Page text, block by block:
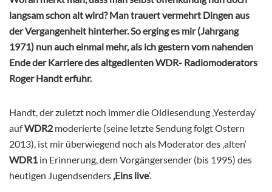
langsam schon alt wird? Man trauert vermehrt Dingen aus
der Vergangenheit hinterher. So erging es mir (Jahrgang
1971) nun auch einmal mehr, als ich gestern vom nahenden
Ende der Karriere des altgedienten WDR- Radiomoderators
Roger Handt erfuhr.
Handt, der zuletzt noch immer die Oldiesendung ‚Yesterday‘
aufWDR2 moderierte (seine letzte Sendung folgt Ostern
2013), ist mir überwiegend noch als Moderator des ‚alten‘
WDR1 in Erinnerung, dem Vorgängersender (bis 1995) des
heutigen Jugendsenders ‚Eins live‘.